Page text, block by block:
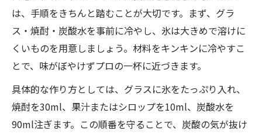
は、手順をきちんと踏むことが大切です。まず、グラ
ス・焼酎・炭酸水を事前に冷やし、氷は大きめで溶けに
くいものを用意しましょう。材料をキンキンに冷やすこ
とで、味がぼやけずプロの一杯に近づきます。
具体的な作り方としては、グラスに氷をたっぷり入れ、
焼酎を30ml、果汁またはシロップを10ml、炭酸水を
90ml注ぎます。この順番を守ることで、炭酸の気が抜け